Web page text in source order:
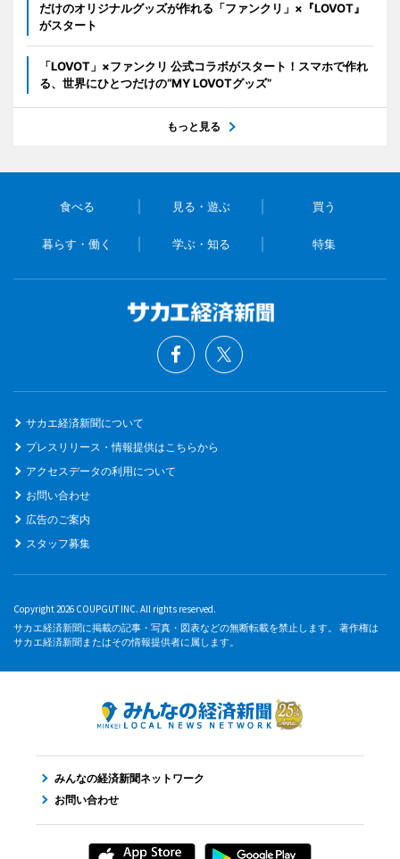
だけのオリジナルグッズが作れる「ファンクリ」×『LOVOT』
がスタート
「LOVOT」×ファンクリ 公式コラボがスタート！スマホで作れ
る、世界にひとつだけの“MY LOVOTグッズ”
もっと見る
食べる 見る・遊ぶ 買う
暮らす・働く 学ぶ・知る 特集
サカエ経済新聞について
プレスリリース・情報提供はこちらから
アクセスデータの利用について
お問い合わせ
広告のご案内
スタッフ募集
Copyright 2026 COUPGUT INC. All rights reserved.
サカエ経済新聞に掲載の記事・写真・図表などの無断転載を禁止します。 著作権は
サカエ経済新聞またはその情報提供者に属します。
みんなの経済新聞ネットワーク
お問い合わせ